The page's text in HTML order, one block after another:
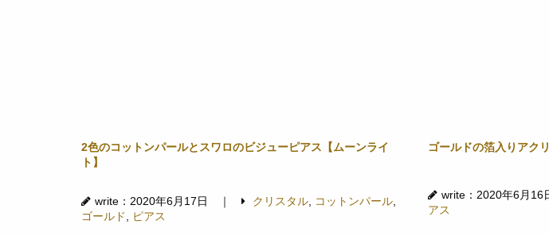
2色のコットンパールとスワロのビジューピアス【ムーンライ
ト】
write：2020年6月17日 ｜ クリスタル, コットンパール,
ゴールド , ピアス
ゴールドの箔入りアク
write：2020年6月
アス